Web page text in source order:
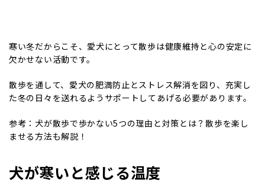
寒い冬だからこそ、愛犬にとって散歩は健康維持と心の安定に
欠かせない活動です。
散歩を通して、愛犬の肥満防止とストレス解消を図り、充実し
た冬の日々を送れるようサポートしてあげる必要があります。
参考： 犬が散歩で歩かない5つの理由と対策とは？散歩を楽し
ませる方法も解説！
犬が寒いと感じる温度